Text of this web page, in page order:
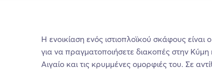
Η ενοικίαση ενός ιστιοπλοϊκού σκάφους είναι
για να πραγματοποιήσετε διακοπές στην
Αιγαίο και τις κρυμμένες ομορφιές του. Σε